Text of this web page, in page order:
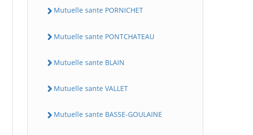
Mutuelle sante PORNICHET
Mutuelle sante PONTCHATEAU
Mutuelle sante BLAIN
Mutuelle sante VALLET
Mutuelle sante BASSE-GOULAINE